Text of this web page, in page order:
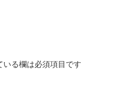
いる欄は必須項目です